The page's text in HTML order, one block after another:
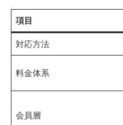
項目
対応方法
料金体系
会員層